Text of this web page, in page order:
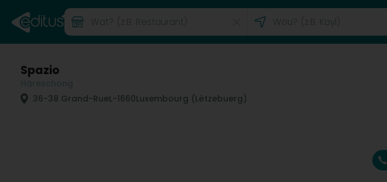
Spazio
36-38 Grand-RueL-1660Luxembourg (Lëtzebuerg)